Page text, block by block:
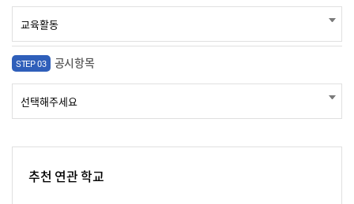
STEP 03 공시항목
추천 연관 학교